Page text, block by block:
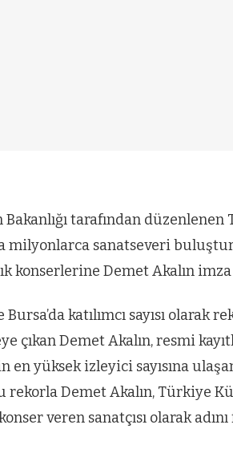
tarafından
milyonlarca sanatseveri
konserlerine Demet Akalın imza
katılımcı sayısı olarak
çıkan Demet Akalın, resmi
en yüksek izleyici sayısına
rekorla Demet Akalın, Türkiye
veren sanatçısı olarak